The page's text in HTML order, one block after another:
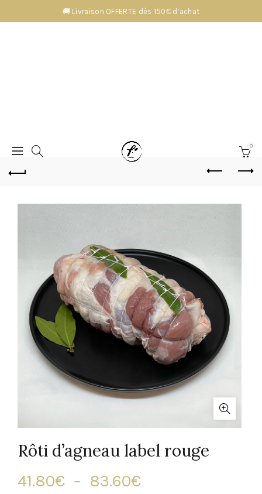
🚚 Livraison OFFERTE dès 150€ d’achat
0
Rôti d’agneau label rouge
41.80€ – 83.60€